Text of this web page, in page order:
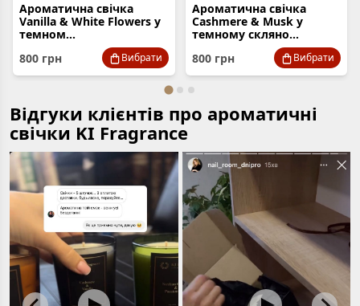
Ароматична свічка
Vanilla & White Flowers у
темном...
800 грн Вибрати
Ароматична свічка
Cashmere & Musk у
темному скляно...
800 грн Вибрати
Відгуки клієнтів про ароматичні
свічки KI Fragrance